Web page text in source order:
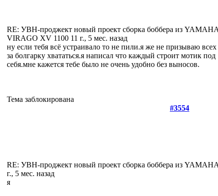
RE: УВН-проджект новый проект сборка боббера из
VIRAGO XV 1100 11 г., 5 мес. назад
ну если тебя всё устраивало то не пили.я же не призываю всех
за болгарку хвататься.я написал что каждый строит мотик под
себя.мне кажется тебе было не очень удобно без выносов.
Тема заблокирована
#3554
RE: УВН-проджект новый проект сборка боббера из
г., 5 мес. назад
я